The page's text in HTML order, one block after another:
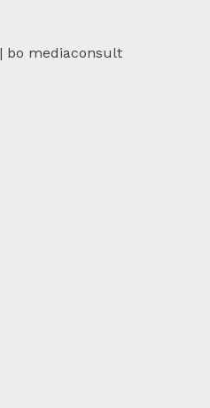
bo mediaconsult